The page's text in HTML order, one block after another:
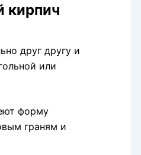
кирпич
друг другу и
или
форму
граням и